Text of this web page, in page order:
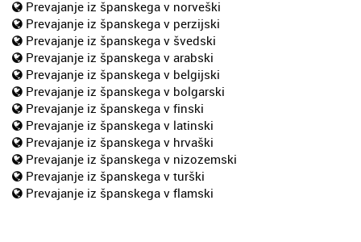
Prevajanje iz španskega v norveški
Prevajanje iz španskega v perzijski
Prevajanje iz španskega v švedski
Prevajanje iz španskega v arabski
Prevajanje iz španskega v belgijski
Prevajanje iz španskega v bolgarski
Prevajanje iz španskega v finski
Prevajanje iz španskega v latinski
Prevajanje iz španskega v hrvaški
Prevajanje iz španskega v nizozemski
Prevajanje iz španskega v turški
Prevajanje iz španskega v flamski